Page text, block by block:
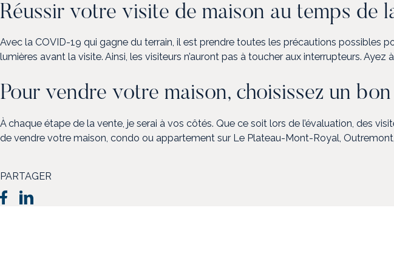
Réussir votre visite de maison au temps de
Avec la COVID-19 qui gagne du terrain, il est prendre toutes les précautions possibles
lumières avant la visite. Ainsi, les visiteurs n’auront pas à toucher aux interrupteurs.
Pour vendre votre maison, choisissez un
À chaque étape de la vente, je serai à vos côtés. Que ce soit lors de l’évaluation, des
de vendre votre maison, condo ou appartement sur Le Plateau-Mont-Royal,
PARTAGER